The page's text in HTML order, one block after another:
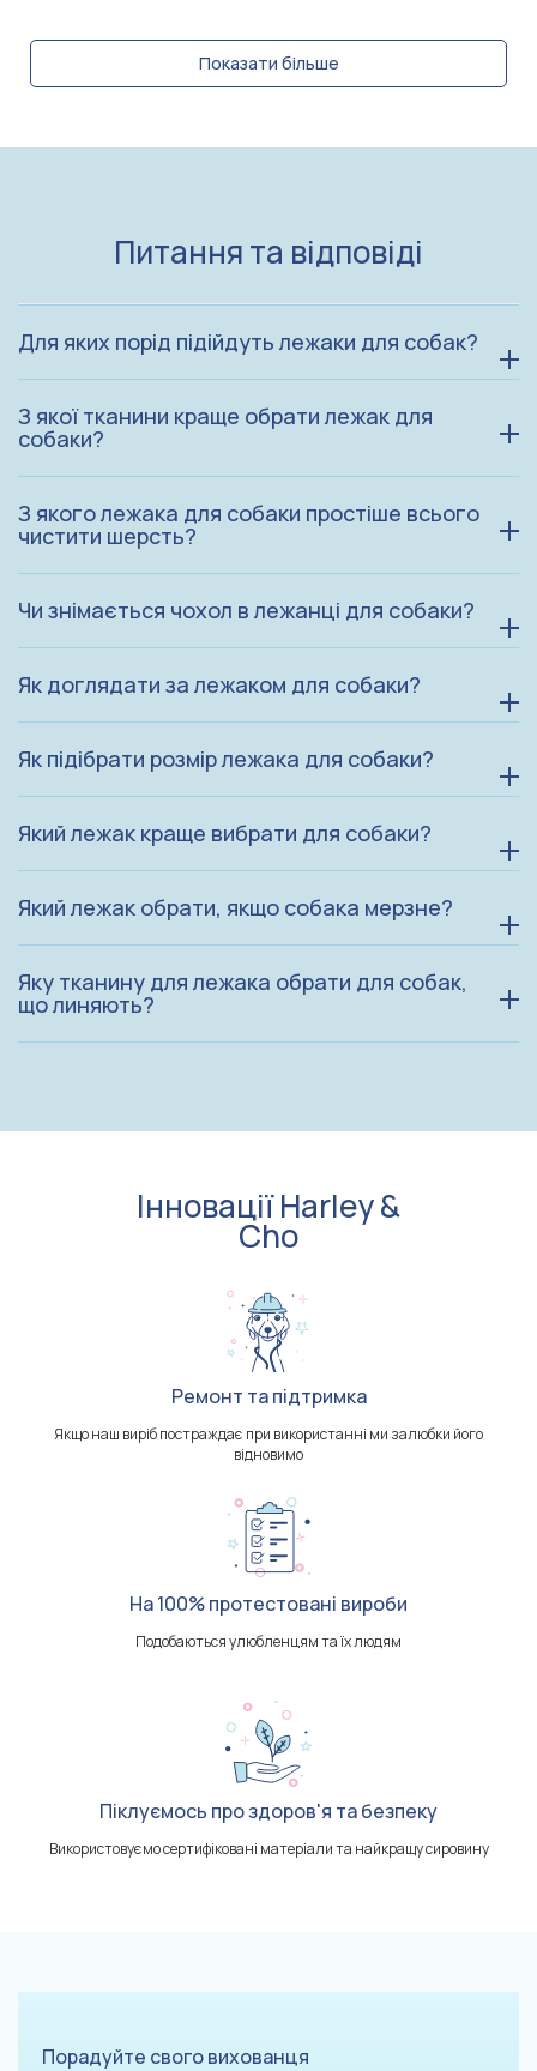
Показати більше
Питання та відповіді
Для яких порід підійдуть лежаки для собак?
З якої тканини краще обрати лежак для
собаки?
З якого лежака для собаки простіше всього
чистити шерсть?
Чи знімається чохол в лежанці для собаки?
Як доглядати за лежаком для собаки?
Як підібрати розмір лежака для собаки?
Який лежак краще вибрати для собаки?
Який лежак обрати, якщо собака мерзне?
Яку тканину для лежака обрати для собак,
що линяють?
Інновації Harley &
Cho
Ремонт та підтримка
Якщо наш виріб постраждає при використанні ми залюбки його
відновимо
На 100% протестовані вироби
Подобаються улюбленцям та їх людям
Піклуємось про здоров'я та безпеку
Використовуємо сертифіковані матеріали та найкращу сировину
Порадуйте свого вихованця